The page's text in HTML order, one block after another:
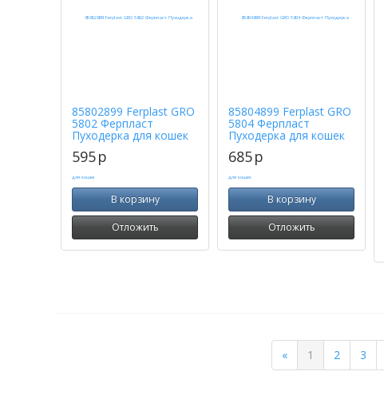
85802899 Ferplast GRO
5802 Ферпласт
Пуходерка для кошек
595p
В корзину
Отложить
85804899 Ferplast GRO
5804 Ферпласт
Пуходерка для кошек
685p
В корзину
Отложить
«Previous
1 2 3